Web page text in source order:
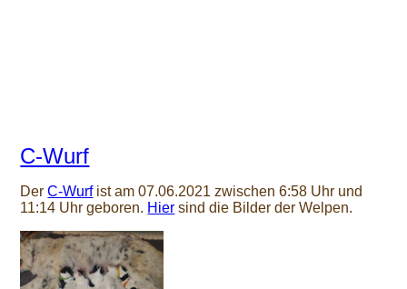
C-Wurf
DerC-Wurfist am 07.06.2021 zwischen 6:58 Uhr und
11:14 Uhr geboren. Hier sind die Bilder der Welpen.